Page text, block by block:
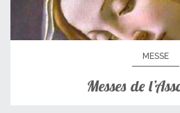
MESSE
Messes de